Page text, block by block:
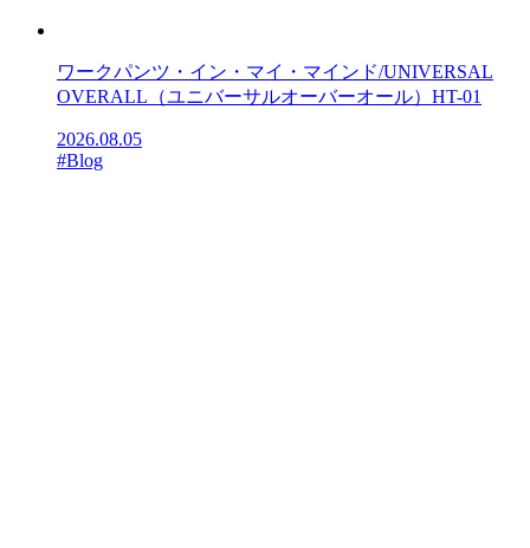
ワークパンツ・イン・マイ・マインド/UNIVERSAL
OVERALL（ユニバーサルオーバーオール）HT-01
2026.08.05
#Blog